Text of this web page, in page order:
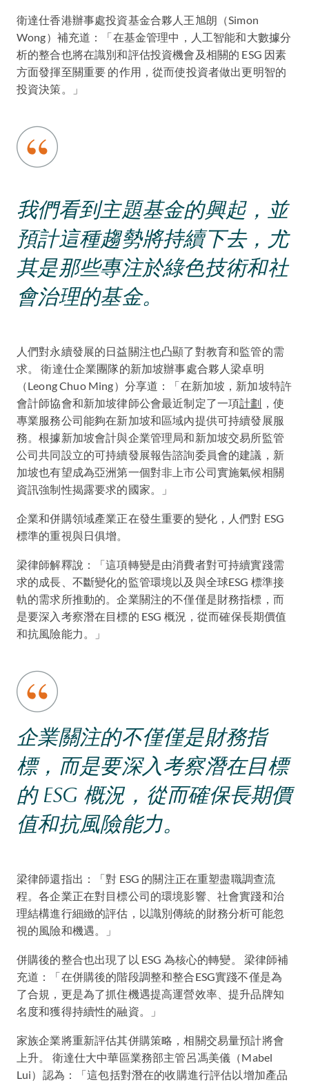
衛達仕香港辦事處投資基金合夥人王旭朗（Simon
Wong）補充道：「在基金管理中，人工智能和大數據分
析的整合也將在識別和評估投資機會及相關的 ESG 因素
方面發揮至關重要 的作用，從而使投資者做出更明智的
投資決策。」
我們看到主題基金的興起，並
預計這種趨勢將持續下去，尤
其是那些專注於綠色技術和社
會治理的基金。
人們對永續發展的日益關注也凸顯了對教育和監管的需
求。 衛達仕企業團隊的新加坡辦事處合夥人梁卓明
（Leong Chuo Ming）分享道：「在新加坡，新加坡特許
會計師協會和新加坡律師公會最近制定了一項計劃 ，使
專業服務公司能夠在新加坡和區域內提供可持續發展服
務。根據新加坡會計與企業管理局和新加坡交易所監管
公司共同設立的可持續發展報告諮詢委員會的建議，新
加坡也有望成為亞洲第一個對非上市公司實施氣候相關
資訊強制性揭露要求的國家。」
企業和併購領域產業正在發生重要的變化，人們對 ESG
標準的重視與日俱增。
梁律師解釋說：「這項轉變是由消費者對可持續實踐需
求的成長、不斷變化的監管環境以及與全球ESG 標準接
軌的需求所推動的。企業關注的不僅僅是財務指標，而
是要深入考察潛在目標的 ESG 概況，從而確保長期價值
和抗風險能力。」
企業關注的不僅僅是財務指
標，而是要深入考察潛在目標
的 ESG 概況，從而確保長期價
值和抗風險能力。
梁律師還指出：「對 ESG 的關注正在重塑盡職調查流
程。各企業正在對目標公司的環境影響、社會實踐和治
理結構進行細緻的評估，以識別傳統的財務分析可能忽
視的風險和機遇。」
併購後的整合也出現了以 ESG 為核心的轉變。 梁律師補
充道：「在併購後的階段調整和整合ESG實踐不僅是為
了合規，更是為了抓住機遇提高運營效率、提升品牌知
名度和獲得持續性的融資。」
家族企業將重新評估其併購策略，相關交易量預計將會
上升。 衛達仕大中華區業務部主管呂馮美儀（Mabel
Lui）認為：「這包括對潛在的收購進行評估以增加產品